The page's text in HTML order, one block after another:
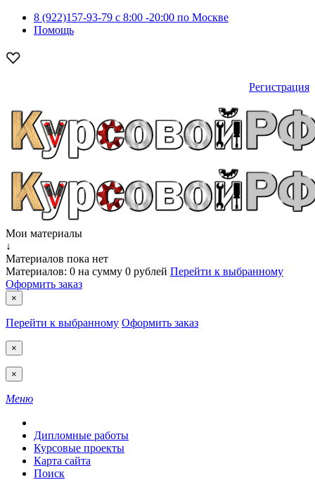
8 (922)157-93-79 c 8:00 -20:00 по Москве
Помощь
Регистрация
Мои материалы
↓
Материалов пока нет
Материалов: 0 на сумму 0 рублей Перейти к выбранному
Оформить заказ
×
Перейти к выбранному Оформить заказ
×
×
Меню
Дипломные работы
Курсовые проекты
Карта сайта
Поиск